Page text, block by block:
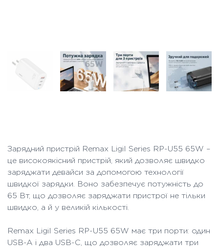
Зарядний пристрій Remax Ligil Series RP-U55 65W –
це високоякісний пристрій, який дозволяє швидко
заряджати девайси за допомогою технології
швидкої зарядки. Воно забезпечує потужність до
65 Вт, що дозволяє заряджати пристрої не тільки
швидко, а й у великій кількості.
Remax Ligil Series RP-U55 65W має три порти: один
USB-A і два USB-C, що дозволяє заряджати три